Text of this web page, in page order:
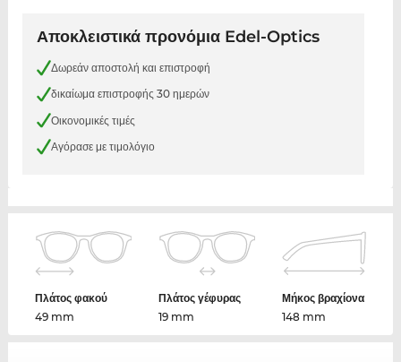
Αποκλειστικά προνόμια Edel-Optics
Δωρεάν αποστολή και επιστροφή
δικαίωμα επιστροφής 30 ημερών
Οικονομικές τιμές
Αγόρασε με τιμολόγιο
Πλάτος φακού
49 mm
Πλάτος γέφυρας
19 mm
Μήκος βραχίονα
148 mm